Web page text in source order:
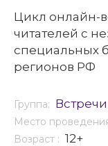
Цикл онлайн-
читателей с
специальных
регионов РФ
Группа: Встречи
Место
Возраст : 12+